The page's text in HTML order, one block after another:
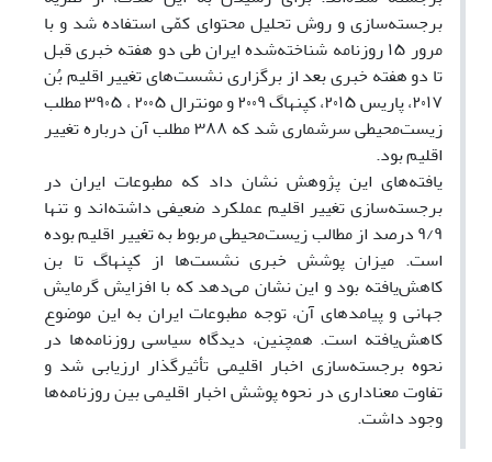
برجسته‌سازی و روش تحلیل محتوای کمّی استفاده شد و با
مرور ۱۵ روزنامه شناخته‌شده ایران طی دو هفته خبری قبل
تا دو هفته خبری بعد از برگزاری نشست‌های تغییر اقلیم بُن
۲۰۱۷، پاریس ۲۰۱۵، کپنهاگ ۲۰۰۹ و مونترال ۲۰۰۵ ، ۳۹۰۵ مطلب
زیست‌محیطی سرشماری شد که ۳۸۸ مطلب آن درباره تغییر
اقلیم بود.
یافته‌های این پژوهش نشان داد که مطبوعات ایران در
برجسته‌سازی تغییر اقلیم عملکرد ضعیفی داشته‌اند و تنها
۹/۹ درصد از مطالب زیست‌محیطی مربوط به تغییر اقلیم بوده
است. میزان پوشش خبری نشست‌ها از کپنهاگ تا بن
کاهش‌یافته بود و این نشان می‌دهد که با افزایش گرمایش
جهانی و پیامدهای آن، توجه مطبوعات ایران به این موضوع
کاهش‌یافته است. همچنین، دیدگاه سیاسی روزنامه‌ها در
نحوه برجسته‌سازی اخبار اقلیمی تأثیرگذار ارزیابی شد و
تفاوت معناداری در نحوه پوشش اخبار اقلیمی بین روزنامه‌ها
وجود داشت.